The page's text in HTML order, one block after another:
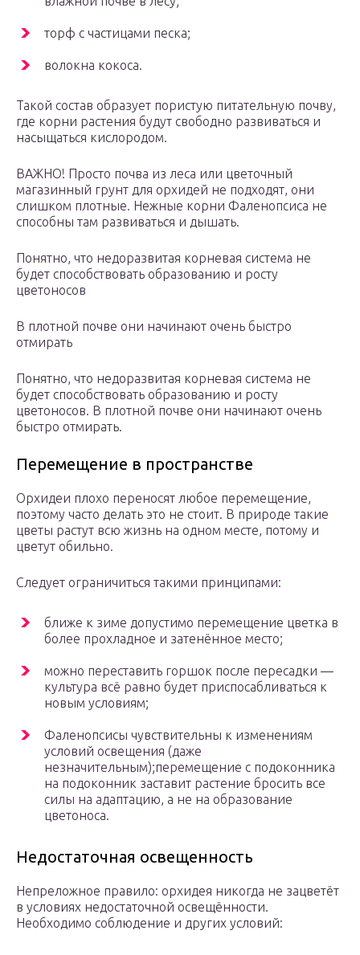
торф с частицами песка;
волокна кокоса.
Такой состав образует пористую питательную почву,
где корни растения будут свободно развиваться и
насыщаться кислородом.
ВАЖНО! Просто почва из леса или цветочный
магазинный грунт для орхидей не подходят, они
слишком плотные. Нежные корни Фаленопсиса не
способны там развиваться и дышать.
Понятно, что недоразвитая корневая система не
будет способствовать образованию и росту
цветоносов
В плотной почве они начинают очень быстро
отмирать
Понятно, что недоразвитая корневая система не
будет способствовать образованию и росту
цветоносов. В плотной почве они начинают очень
быстро отмирать.
Перемещение в пространстве
Орхидеи плохо переносят любое перемещение,
поэтому часто делать это не стоит. В природе такие
цветы растут всю жизнь на одном месте, потому и
цветут обильно.
Следует ограничиться такими принципами:
ближе к зиме допустимо перемещение цветка в
более прохладное и затенённое место;
можно переставить горшок после пересадки —
культура всё равно будет приспосабливаться к
новым условиям;
Фаленопсисы чувствительны к изменениям
условий освещения (даже
незначительным);перемещение с подоконника
на подоконник заставит растение бросить все
силы на адаптацию, а не на образование
цветоноса.
Недостаточная освещенность
Непреложное правило: орхидея никогда не зацветёт
в условиях недостаточной освещённости.
Необходимо соблюдение и других условий: